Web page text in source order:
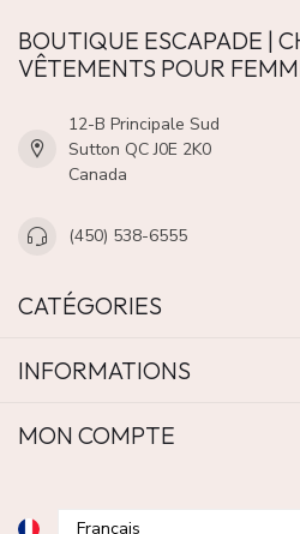
BOUTIQUE ESCAPADE |
VÊTEMENTS POUR
12-B Principale Sud
Sutton QC J0E 2K0
Canada
(450) 538-6555
CATÉGORIES
INFORMATIONS
MON COMPTE